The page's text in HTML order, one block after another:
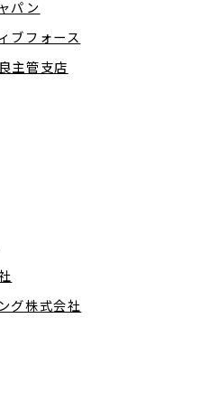
パン
ブフォース
主管支店
グ株式会社